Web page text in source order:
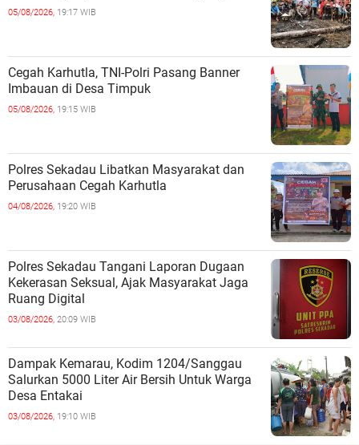
05/08/2026, 19:17 WIB
Cegah Karhutla, TNI-Polri Pasang Banner
Imbauan di Desa Timpuk
05/08/2026, 19:15 WIB
Polres Sekadau Libatkan Masyarakat dan
Perusahaan Cegah Karhutla
04/08/2026, 19:20 WIB
Polres Sekadau Tangani Laporan Dugaan
Kekerasan Seksual, Ajak Masyarakat Jaga
Ruang Digital
03/08/2026, 20:09 WIB
Dampak Kemarau, Kodim 1204/Sanggau
Salurkan 5000 Liter Air Bersih Untuk Warga
Desa Entakai
03/08/2026, 19:10 WIB